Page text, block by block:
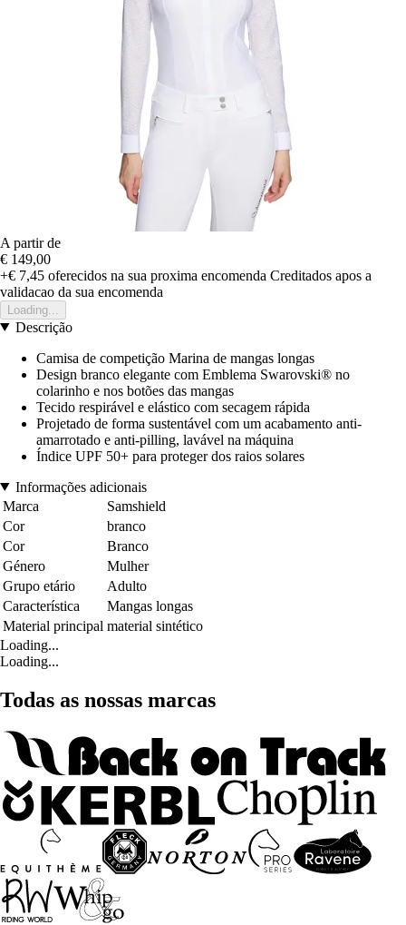
A partir de
€ 149,00
+€ 7,45 oferecidos na sua proxima encomenda Creditados apos a
validacao da sua encomenda
Loading...
Descrição
Camisa de competição Marina de mangas longas
Design branco elegante com Emblema Swarovski® no
colarinho e nos botões das mangas
Tecido respirável e elástico com secagem rápida
Projetado de forma sustentável com um acabamento anti-
amarrotado e anti-pilling, lavável na máquina
Índice UPF 50+ para proteger dos raios solares
Informações adicionais
Marca
Samshield
Cor
branco
Cor
Branco
Género
Mulher
Grupo etário
Adulto
Característica
Mangas longas
Material principal material sintético
Loading...
Loading...
Todas as nossas marcas